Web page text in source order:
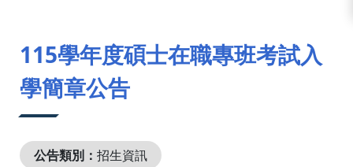
115學年度碩士在職專班考試入
學簡章公告
公告類別： 招生資訊